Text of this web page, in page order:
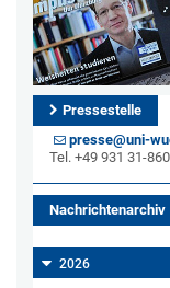
Pressestelle
presse@uni-
Tel. +49 931 31-
Nachrichtenarchiv
2026